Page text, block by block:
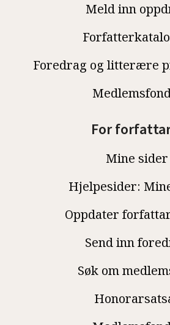
Meld inn
Foredrag og litterære
For
Mine sider
Hjelpesider:
Oppdater
Send inn
Søk om